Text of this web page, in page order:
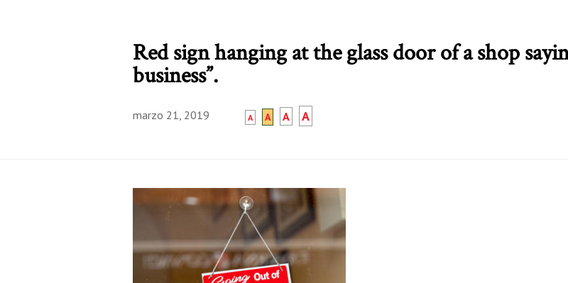
Red sign hanging at the glass door of a shop
business”.
marzo 21, 2019 A A A A